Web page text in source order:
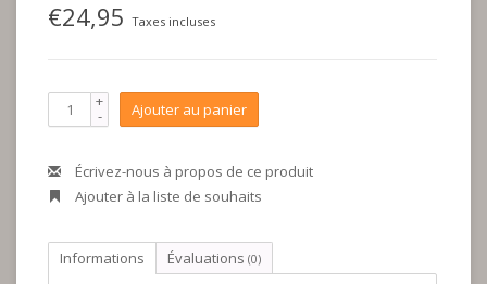
€24,95 Taxes incluses
+
- Ajouter au panier
Écrivez-nous à propos de ce produit
Ajouter à la liste de souhaits
Informations Évaluations (0)